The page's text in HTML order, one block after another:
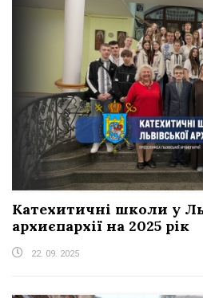
Катехитичні школи у
архиєпархії на 2025 рік
22. 09. 2025